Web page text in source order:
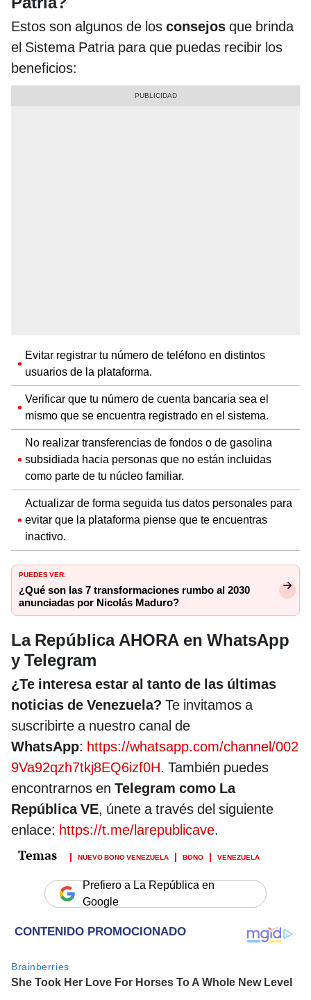
Estos son algunos de los consejos que brinda
el Sistema Patria para que puedas recibir los
beneficios:
Evitar registrar tu número de teléfono en distintos
usuarios de la plataforma.
Verificar que tu número de cuenta bancaria sea el
mismo que se encuentra registrado en el sistema.
No realizar transferencias de fondos o de gasolina
subsidiada hacia personas que no están incluidas
como parte de tu núcleo familiar.
Actualizar de forma seguida tus datos personales para
evitar que la plataforma piense que te encuentras
inactivo.
PUEDES VER:
¿Qué son las 7 transformaciones rumbo al 2030
anunciadas por Nicolás Maduro?
La República AHORA en WhatsApp
y Telegram
¿Te interesa estar al tanto de las últimas
noticias de Venezuela? Te invitamos a
suscribirte a nuestro canal de
WhatsApp: https://whatsapp.com/channel/002
9Va92qzh7tkj8EQ6izf0H. También puedes
encontrarnos en Telegram como La
República VE, únete a través del siguiente
enlace: https://t.me/larepublicave.
NUEVO BONO VENEZUELA BONO VENEZUELA
Prefiero a La República en
Google